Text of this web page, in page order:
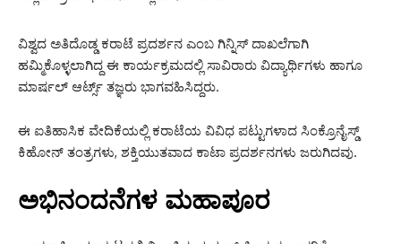
ವಿಶ್ವದ ಅತಿದೊಡ್ಡ ಕರಾಟೆ ಪ್ರದರ್ಶನ ಎಂಬ ಗಿನ್ನಿಸ್ ದಾಖಲೆಗಾಗಿ
ಹಮ್ಮಿಕೊಳ್ಳಲಾಗಿದ್ದ ಈ ಕಾರ್ಯಕ್ರಮದಲ್ಲಿ ಸಾವಿರಾರು ವಿದ್ಯಾರ್ಥಿಗಳು ಹಾಗೂ
ಮಾರ್ಷಲ್ ಆರ್ಟ್ಸ್ ತಜ್ಞರು ಭಾಗವಹಿಸಿದ್ದರು.
ಈ ಐತಿಹಾಸಿಕ ವೇದಿಕೆಯಲ್ಲಿ ಕರಾಟೆಯ ವಿವಿಧ ಪಟ್ಟುಗಳಾದ ಸಿಂಕ್ರೊನೈಸ್ಡ್
ಕಿಹೋನ್ ತಂತ್ರಗಳು, ಶಕ್ತಿಯುತವಾದ ಕಾಟಾ ಪ್ರದರ್ಶನಗಳು ಜರುಗಿದವು.
ಅಭಿನಂದನೆಗಳ ಮಹಾಪೂರ